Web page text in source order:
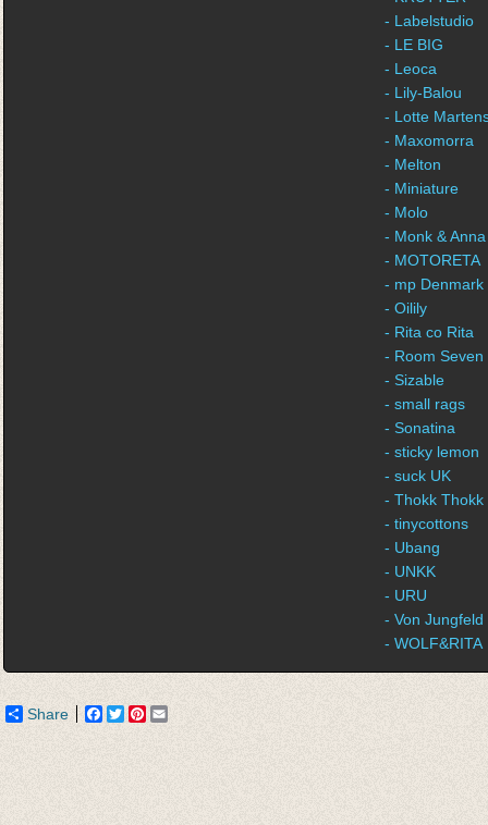
- Labelstudio
- LE BIG
- Leoca
- Lily-Balou
- Lotte
- Maxomorra
- Melton
- Miniature
- Molo
- Monk & Anna
- MOTORETA
- mp Denmark
- Oilily
- Rita co Rita
- Room Seven
- Sizable
- small rags
- Sonatina
- sticky lemon
- suck UK
- Thokk Thokk
- tinycottons
- Ubang
- UNKK
- URU
- Von Jungfeld
- WOLF&RITA
Share Facebook
TwitterPinterest